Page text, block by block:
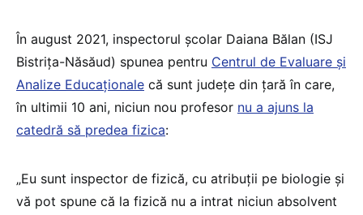
În august 2021, inspectorul școlar Daiana Bălan (ISJ
Bistrița-Năsăud) spunea pentru Centrul de Evaluare și
Analize Educaționale că sunt județe din țară în care,
în ultimii 10 ani, niciun nou profesor nu a ajuns la
catedră să predea fizica:
„Eu sunt inspector de fizică, cu atribuții pe biologie și
vă pot spune că la fizică nu a intrat niciun absolvent